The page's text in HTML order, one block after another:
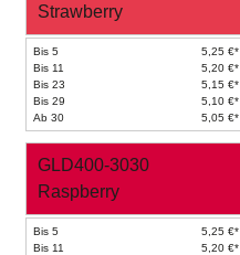
Strawberry
Bis 5
5,25 €*
Bis 11
5,20 €*
Bis 23
5,15 €*
Bis 29
5,10 €*
Ab 30
5,05 €*
GLD400-3030
Raspberry
Bis 5
5,25 €*
Bis 11
5,20 €*